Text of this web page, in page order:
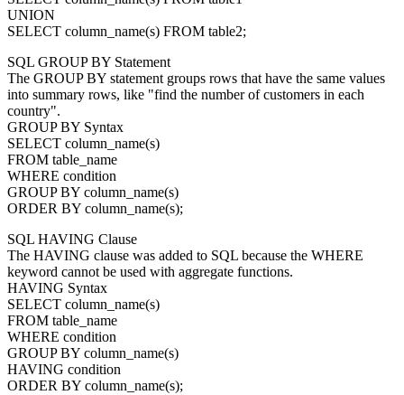
UNION
SELECT column_name(s) FROM table2;
SQL GROUP BY Statement
The GROUP BY statement groups rows that have the same values
into summary rows, like "find the number of customers in each
country".
GROUP BY Syntax
SELECT column_name(s)
FROM table_name
WHERE condition
GROUP BY column_name(s)
ORDER BY column_name(s);
SQL HAVING Clause
The HAVING clause was added to SQL because the WHERE
keyword cannot be used with aggregate functions.
HAVING Syntax
SELECT column_name(s)
FROM table_name
WHERE condition
GROUP BY column_name(s)
HAVING condition
ORDER BY column_name(s);